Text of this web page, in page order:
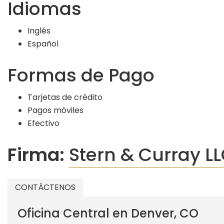
Idiomas
Inglés
Español
Formas de Pago
Tarjetas de crédito
Pagos móviles
Efectivo
Firma: Stern & Curray
CONTÁCTENOS
Oficina Central en Denver, CO